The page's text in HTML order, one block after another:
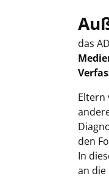
das
Eltern
den
In
an die